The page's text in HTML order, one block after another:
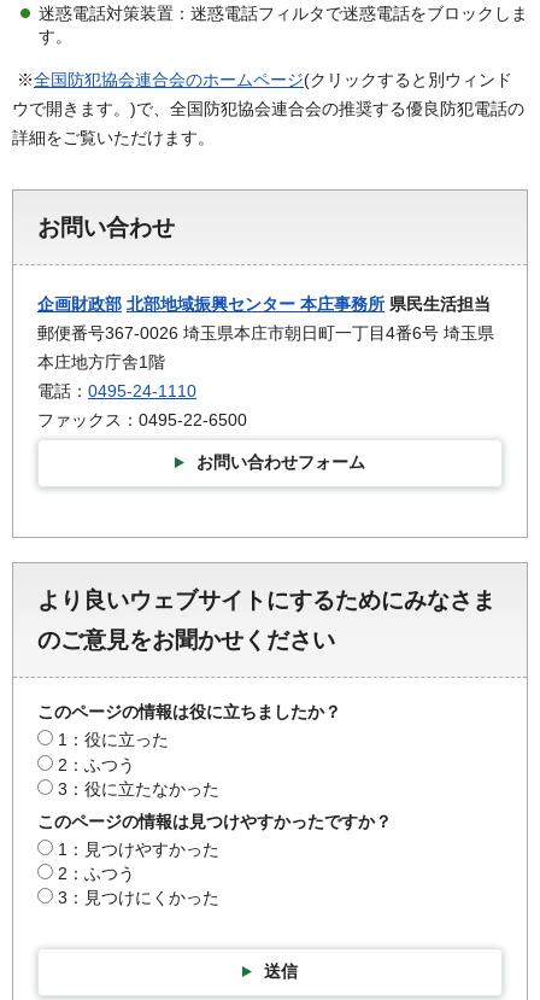
迷惑電話対策装置：迷惑電話フィルタで迷惑電話をブロックしま
す。
※全国防犯協会連合会のホームページ(クリックすると別ウィンド
ウで開きます。)で、全国防犯協会連合会の推奨する優良防犯電話の
詳細をご覧いただけます。
お問い合わせ
企画財政部 北部地域振興センター 本庄事務所 県民生活担当
郵便番号367-0026 埼玉県本庄市朝日町一丁目4番6号 埼玉県
本庄地方庁舎1階
電話： 0495-24-1110
ファックス：0495-22-6500
お問い合わせフォーム
より良いウェブサイトにするためにみなさま
のご意見をお聞かせください
このページの情報は役に立ちましたか？
1：役に立った
2：ふつう
3：役に立たなかった
このページの情報は見つけやすかったですか？
1：見つけやすかった
2：ふつう
3：見つけにくかった
送信